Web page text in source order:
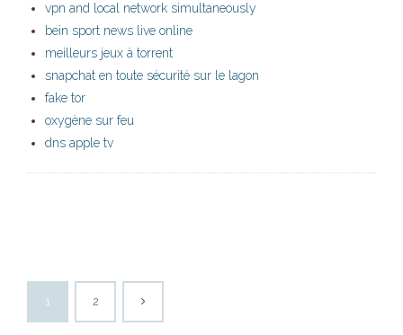
vpn and local network simultaneously
bein sport news live online
meilleurs jeux à torrent
snapchat en toute sécurité sur le lagon
fake tor
oxygène sur feu
dns apple tv
1 2